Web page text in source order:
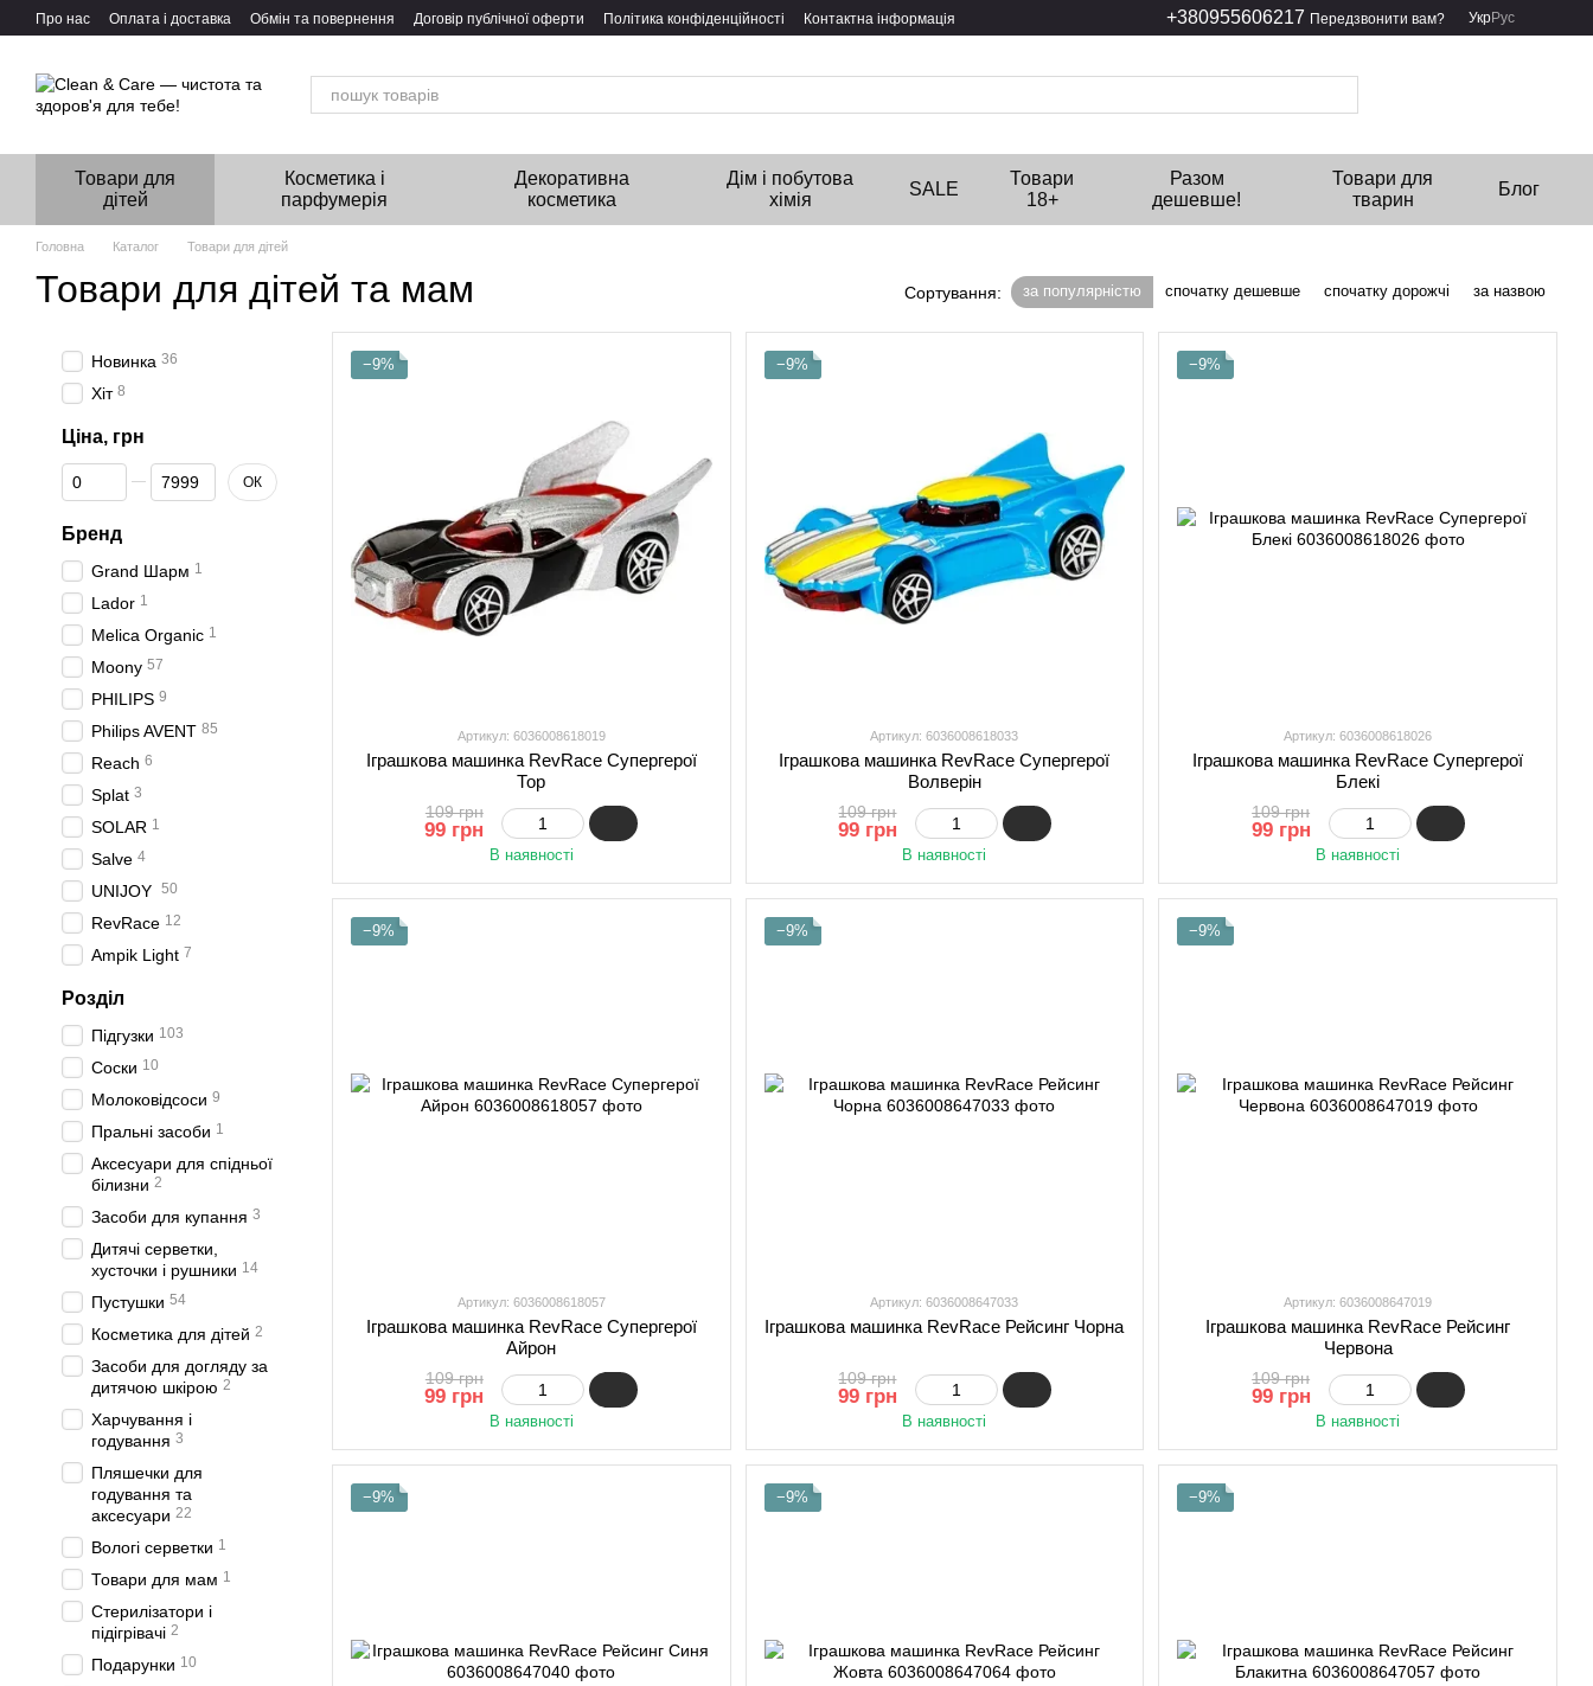
Перейти до основного контенту
Про нас Оплата і доставка Обмін та повернення Договір публічної оферти Політика конфіденційності Контактна інформація +380955606217 Передзвонити вам? УкрРус
Товари для
дітей
Косметика і
парфумерія
Декоративна
косметика
Дім і побутова
хімія
SALE
Товари
18+
Разом
дешевше!
Товари для
тварин
Блог
Головна Каталог Товари для дітей
Товари для дітей та мам Сортування: за популярністю спочатку дешевше спочатку дорожчі за назвою
−9%
Артикул: 6036008618019
Іграшкова машинка RevRace Супергерої
Тор
109 грн
99 грн
В наявності
−9%
Артикул: 6036008618033
Іграшкова машинка RevRace Супергерої
Волверін
109 грн
99 грн
В наявності
−9%
Артикул: 6036008618026
Іграшкова машинка RevRace Супергерої
Блекі
109 грн
99 грн
В наявності
−9%
Артикул: 6036008618057
Іграшкова машинка RevRace Супергерої
Айрон
109 грн
99 грн
В наявності
−9%
Артикул: 6036008647033
Іграшкова машинка RevRace Рейсинг Чорна
109 грн
99 грн
В наявності
−9%
Артикул: 6036008647019
Іграшкова машинка RevRace Рейсинг
Червона
109 грн
99 грн
В наявності
−9% −9% −9%
Новинка 36
Хіт 8
Ціна, грн
Від Ціна, грн
До Ціна, грн ОК
Бренд
Grand Шарм 1
Lador 1
Melica Organic 1
Moony 57
PHILIPS 9
Philips AVENT 85
Reach 6
Splat 3
SOLAR 1
Salve 4
UNIJOY 50
RevRace 12
Ampik Light 7
Розділ
Підгузки 103
Соски 10
Молоковідсоси 9
Пральні засоби 1
Аксесуари для спідньої
білизни 2
Засоби для купання 3
Дитячі серветки,
хусточки і рушники 14
Пустушки 54
Косметика для дітей 2
Засоби для догляду за
дитячою шкірою 2
Харчування і
годування 3
Пляшечки для
годування та
аксесуари 22
Вологі серветки 1
Товари для мам 1
Стерилізатори і
підігрівачі 2
Подарунки 10